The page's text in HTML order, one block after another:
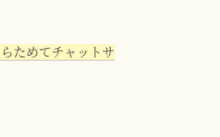
ためてチャットサ